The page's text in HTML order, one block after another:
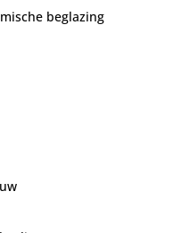
beglazing